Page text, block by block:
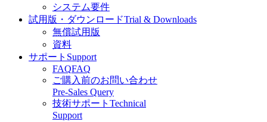
システム要件
試用版・ダウンロードTrial & Downloads
無償試用版
資料
サポート Support
FAQFAQ
ご購入前のお問い合わせ
Pre-Sales Query
技術サポート Technical
Support